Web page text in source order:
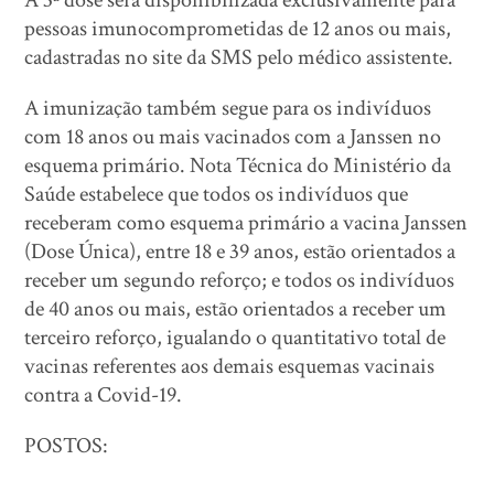
pessoas imunocomprometidas de 12 anos ou mais,
cadastradas no site da SMS pelo médico assistente.
A imunização também segue para os indivíduos
com 18 anos ou mais vacinados com a Janssen no
esquema primário. Nota Técnica do Ministério da
Saúde estabelece que todos os indivíduos que
receberam como esquema primário a vacina Janssen
(Dose Única), entre 18 e 39 anos, estão orientados a
receber um segundo reforço; e todos os indivíduos
de 40 anos ou mais, estão orientados a receber um
terceiro reforço, igualando o quantitativo total de
vacinas referentes aos demais esquemas vacinais
contra a Covid-19.
POSTOS: